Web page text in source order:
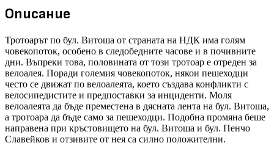
Описание
Тротоарът по бул. Витоша от страната на НДК има голям
човекопоток, особено в следобедните часове и в почивните
дни. Въпреки това, половината от този тротоар е отреден за
велоалея. Поради големия човекопоток, някои пешеходци
често се движат по велоалеята, което създава конфликти с
велосипедистите и предпоставки за инциденти. Моля
велоалеята да бъде преместена в дясната лента на бул. Витоша,
а тротоара да бъде само за пешеходци. Подобна промяна беше
направена при кръстовището на бул. Витоша и бул. Пенчо
Славейков и отзивите от нея са силно положителни.